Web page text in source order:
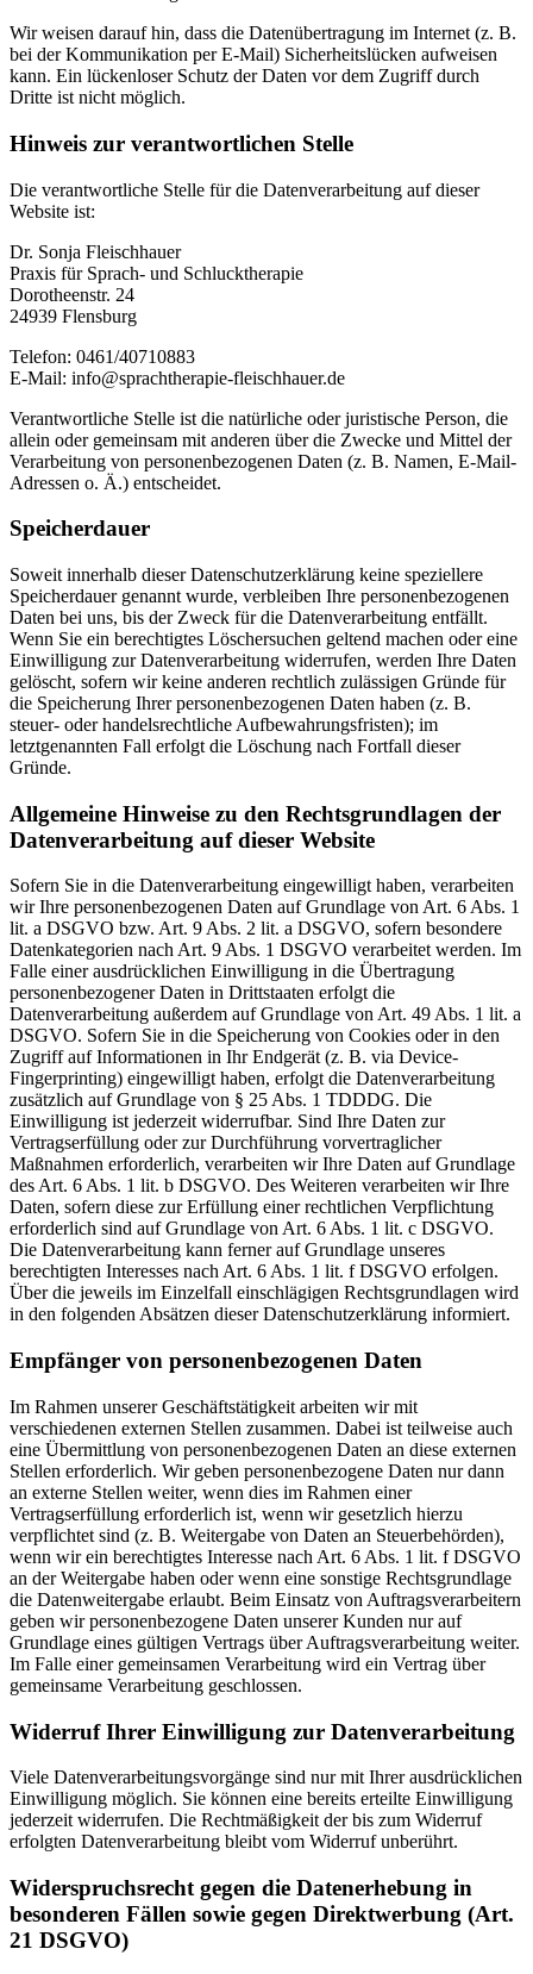
Wir weisen darauf hin, dass die Datenübertragung im Internet (z. B.
bei der Kommunikation per E-Mail) Sicherheitslücken aufweisen
kann. Ein lückenloser Schutz der Daten vor dem Zugriff durch
Dritte ist nicht möglich.
Hinweis zur verantwortlichen Stelle
Die verantwortliche Stelle für die Datenverarbeitung auf dieser
Website ist:
Dr. Sonja Fleischhauer
Praxis für Sprach- und Schlucktherapie
Dorotheenstr. 24
24939 Flensburg
Telefon: 0461/40710883
E-Mail: info@sprachtherapie-fleischhauer.de
Verantwortliche Stelle ist die natürliche oder juristische Person, die
allein oder gemeinsam mit anderen über die Zwecke und Mittel der
Verarbeitung von personenbezogenen Daten (z. B. Namen, E-Mail-
Adressen o. Ä.) entscheidet.
Speicherdauer
Soweit innerhalb dieser Datenschutzerklärung keine speziellere
Speicherdauer genannt wurde, verbleiben Ihre personenbezogenen
Daten bei uns, bis der Zweck für die Datenverarbeitung entfällt.
Wenn Sie ein berechtigtes Löschersuchen geltend machen oder eine
Einwilligung zur Datenverarbeitung widerrufen, werden Ihre Daten
gelöscht, sofern wir keine anderen rechtlich zulässigen Gründe für
die Speicherung Ihrer personenbezogenen Daten haben (z. B.
steuer- oder handelsrechtliche Aufbewahrungsfristen); im
letztgenannten Fall erfolgt die Löschung nach Fortfall dieser
Gründe.
Allgemeine Hinweise zu den Rechtsgrundlagen der
Datenverarbeitung auf dieser Website
Sofern Sie in die Datenverarbeitung eingewilligt haben, verarbeiten
wir Ihre personenbezogenen Daten auf Grundlage von Art. 6 Abs. 1
lit. a DSGVO bzw. Art. 9 Abs. 2 lit. a DSGVO, sofern besondere
Datenkategorien nach Art. 9 Abs. 1 DSGVO verarbeitet werden. Im
Falle einer ausdrücklichen Einwilligung in die Übertragung
personenbezogener Daten in Drittstaaten erfolgt die
Datenverarbeitung außerdem auf Grundlage von Art. 49 Abs. 1 lit. a
DSGVO. Sofern Sie in die Speicherung von Cookies oder in den
Zugriff auf Informationen in Ihr Endgerät (z. B. via Device-
Fingerprinting) eingewilligt haben, erfolgt die Datenverarbeitung
zusätzlich auf Grundlage von § 25 Abs. 1 TDDDG. Die
Einwilligung ist jederzeit widerrufbar. Sind Ihre Daten zur
Vertragserfüllung oder zur Durchführung vorvertraglicher
Maßnahmen erforderlich, verarbeiten wir Ihre Daten auf Grundlage
des Art. 6 Abs. 1 lit. b DSGVO. Des Weiteren verarbeiten wir Ihre
Daten, sofern diese zur Erfüllung einer rechtlichen Verpflichtung
erforderlich sind auf Grundlage von Art. 6 Abs. 1 lit. c DSGVO.
Die Datenverarbeitung kann ferner auf Grundlage unseres
berechtigten Interesses nach Art. 6 Abs. 1 lit. f DSGVO erfolgen.
Über die jeweils im Einzelfall einschlägigen Rechtsgrundlagen wird
in den folgenden Absätzen dieser Datenschutzerklärung informiert.
Empfänger von personenbezogenen Daten
Im Rahmen unserer Geschäftstätigkeit arbeiten wir mit
verschiedenen externen Stellen zusammen. Dabei ist teilweise auch
eine Übermittlung von personenbezogenen Daten an diese externen
Stellen erforderlich. Wir geben personenbezogene Daten nur dann
an externe Stellen weiter, wenn dies im Rahmen einer
Vertragserfüllung erforderlich ist, wenn wir gesetzlich hierzu
verpflichtet sind (z. B. Weitergabe von Daten an Steuerbehörden),
wenn wir ein berechtigtes Interesse nach Art. 6 Abs. 1 lit. f DSGVO
an der Weitergabe haben oder wenn eine sonstige Rechtsgrundlage
die Datenweitergabe erlaubt. Beim Einsatz von Auftragsverarbeitern
geben wir personenbezogene Daten unserer Kunden nur auf
Grundlage eines gültigen Vertrags über Auftragsverarbeitung weiter.
Im Falle einer gemeinsamen Verarbeitung wird ein Vertrag über
gemeinsame Verarbeitung geschlossen.
Widerruf Ihrer Einwilligung zur Datenverarbeitung
Viele Datenverarbeitungsvorgänge sind nur mit Ihrer ausdrücklichen
Einwilligung möglich. Sie können eine bereits erteilte Einwilligung
jederzeit widerrufen. Die Rechtmäßigkeit der bis zum Widerruf
erfolgten Datenverarbeitung bleibt vom Widerruf unberührt.
Widerspruchsrecht gegen die Datenerhebung in
besonderen Fällen sowie gegen Direktwerbung (Art.
21 DSGVO)